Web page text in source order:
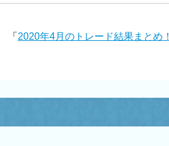
「 2020年4月のトレード結果まとめ！